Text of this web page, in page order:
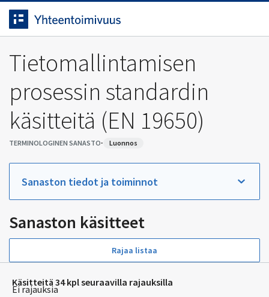
Siirrytty
sivulle
Siirry suoraan sisältöön.
Tietomallintamisen
prosessin standardin
käsitteitä (EN 19650)
TERMINOLOGINEN SANASTO· luonnos
Sanaston tiedot ja toiminnot
Sanaston käsitteet
Rajaa listaa
Käsitteitä 34 kpl seuraavilla rajauksilla
Ei rajauksia